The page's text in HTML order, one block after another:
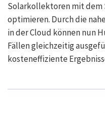
Solarkollektoren mit
optimieren. Durch die
in der Cloud können nun
Fällen gleichzeitig
kosteneffiziente